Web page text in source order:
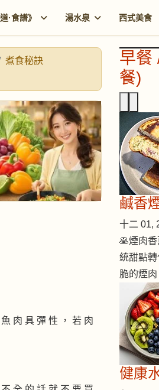
·食譜》 湯水泉 西式美食
煮食秘訣
肉 具 彈 性 ， 若 肉
早餐
餐)
鹹香
十二 01,
🥞煙肉
統甜點
脆的煙
健康